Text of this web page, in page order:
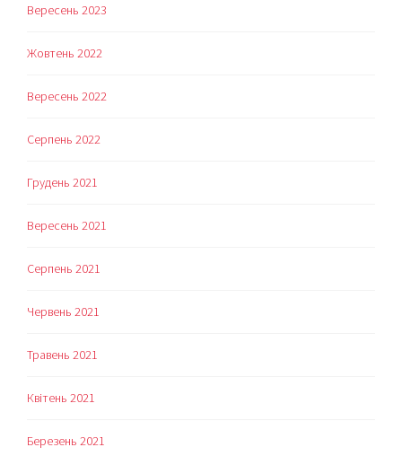
Вересень 2023
Жовтень 2022
Вересень 2022
Серпень 2022
Грудень 2021
Вересень 2021
Серпень 2021
Червень 2021
Травень 2021
Квітень 2021
Березень 2021